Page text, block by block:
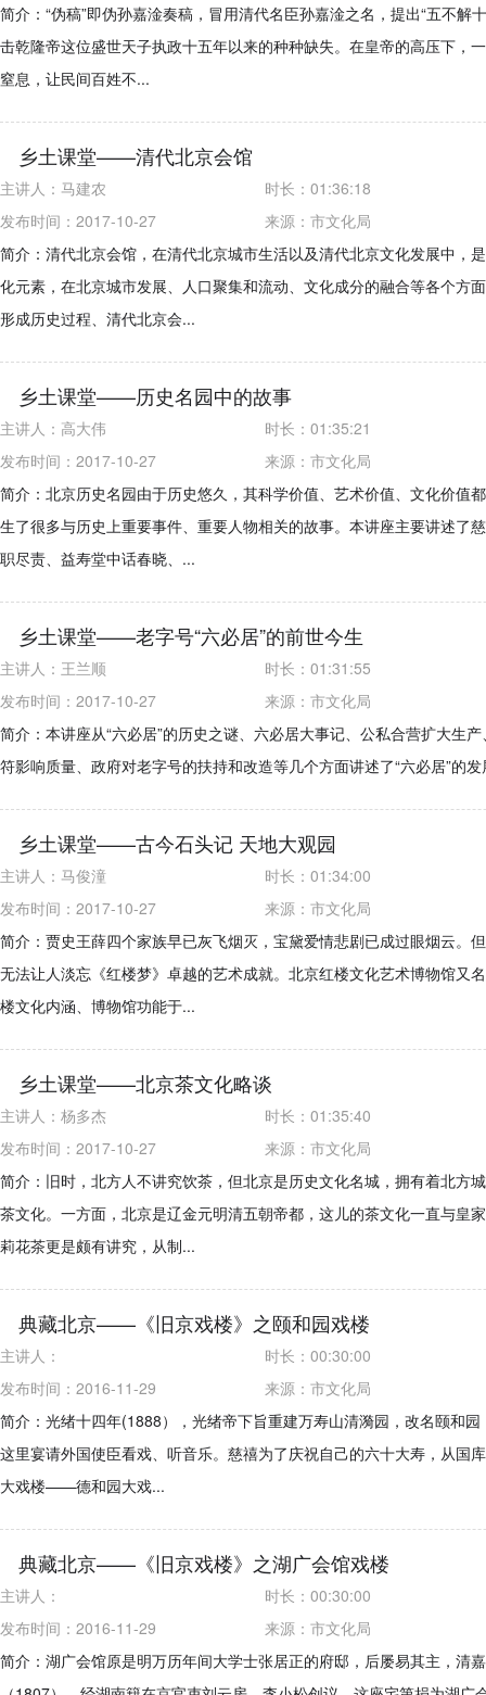
简介：“伪稿”即伪孙嘉淦奏稿，冒用清代名臣孙嘉淦之名，提出“五不解
击乾隆帝这位盛世天子执政十五年以来的种种缺失。在皇帝的高压下，
窒息，让民间百姓不...
乡土课堂——清代北京会馆
主讲人： 马建农 时长： 01:36:18
发布时间：2017-10-27
来源： 市文化局
简介：清代北京会馆，在清代北京城市生活以及清代北京文化发展中，
化元素，在北京城市发展、人口聚集和流动、文化成分的融合等各个方
形成历史过程、清代北京会...
乡土课堂——历史名园中的故事
主讲人： 高大伟 时长： 01:35:21
发布时间：2017-10-27
来源： 市文化局
简介：北京历史名园由于历史悠久，其科学价值、艺术价值、文化价值
生了很多与历史上重要事件、重要人物相关的故事。本讲座主要讲述了
职尽责、益寿堂中话春晓、...
乡土课堂——老字号“六必居”的前世今生
主讲人： 王兰顺 时长： 01:31:55
发布时间：2017-10-27
来源： 市文化局
简介：本讲座从“六必居”的历史之谜、六必居大事记、公私合营扩大生
符影响质量、政府对老字号的扶持和改造等几个方面讲述了“六必居”的
乡土课堂——古今石头记 天地大观园
主讲人： 马俊潼 时长： 01:34:00
发布时间：2017-10-27
来源： 市文化局
简介：贾史王薛四个家族早已灰飞烟灭，宝黛爱情悲剧已成过眼烟云。
无法让人淡忘《红楼梦》卓越的艺术成就。北京红楼文化艺术博物馆又
楼文化内涵、博物馆功能于...
乡土课堂——北京茶文化略谈
主讲人： 杨多杰 时长： 01:35:40
发布时间：2017-10-27
来源： 市文化局
简介：旧时，北方人不讲究饮茶，但北京是历史文化名城，拥有着北方
茶文化。一方面，北京是辽金元明清五朝帝都，这儿的茶文化一直与皇
莉花茶更是颇有讲究，从制...
典藏北京——《旧京戏楼》之颐和园戏楼
主讲人： 时长： 00:30:00
发布时间：2016-11-29
来源： 市文化局
简介：光绪十四年(1888），光绪帝下旨重建万寿山清漪园，改名颐和园
这里宴请外国使臣看戏、听音乐。慈禧为了庆祝自己的六十大寿，从国
大戏楼——德和园大戏...
典藏北京——《旧京戏楼》之湖广会馆戏楼
主讲人： 时长： 00:30:00
发布时间：2016-11-29
来源： 市文化局
简介：湖广会馆原是明万历年间大学士张居正的府邸，后屡易其主，清